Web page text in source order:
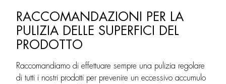
RACCOMANDAZIONI PER LA
PULIZIA DELLE SUPERFICI DEL
PRODOTTO
Raccomandiamo di effettuare sempre una pulizia regolare
di tutti i nostri prodotti per prevenire un eccessivo accumulo